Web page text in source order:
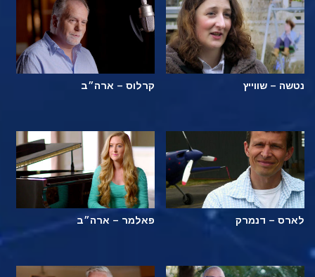
נטשה – שווייץ קרלוס – ארה״ב
לארס – דנמרק פאלמר – ארה״ב